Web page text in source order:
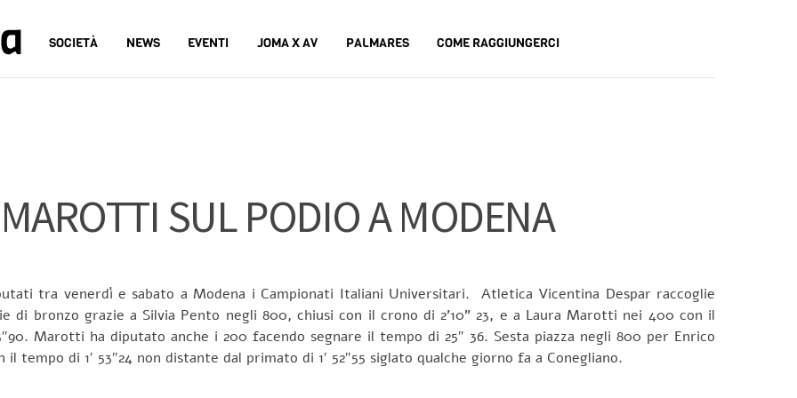
SOCIETÀ NEWS EVENTI JOMA X AV PALMARES COME RAGGIUNGERCI
SUL PODIO A MODENA
tra venerdì e sabato a Modena i Campionati Italiani Universitari. Atletica Vicentina Despar raccoglie
di bronzo grazie a Silvia Pento negli 800, chiusi con il crono di 2’10” 23, e a Laura Marotti nei 400 con il
Marotti ha diputato anche i 200 facendo segnare il tempo di 25″ 36. Sesta piazza negli 800 per Enrico
il tempo di 1′ 53″24 non distante dal primato di 1′ 52″55 siglato qualche giorno fa a Conegliano.